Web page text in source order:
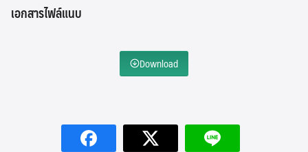
เอกสารไฟล์แนบ
Download